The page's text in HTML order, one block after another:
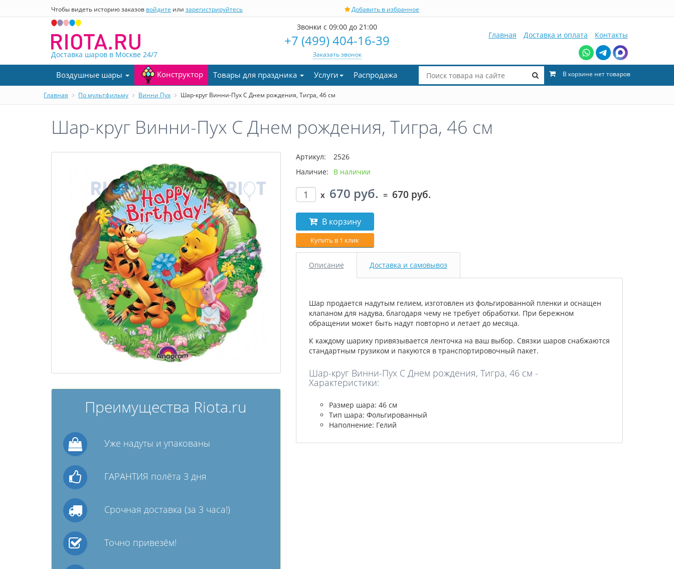
Чтобы видеть историю заказов войдите или зарегистрируйтесь Добавить в избранное
Доставка шаров в Москве 24/7
Звонки с 09:00 до 21:00
+7 (499) 404-16-39
Заказать звонок
Главная Доставка и оплата Контакты
В корзине нет товаров
Воздушные шары Конструктор Товары для праздника Услуги Распродажа
Главная По мультфильму Винни Пух Шар-круг Винни-Пух С Днем рождения, Тигра, 46 см
Шар-круг Винни-Пух С Днем рождения, Тигра, 46 см
Преимущества Riota.ru
Уже надуты и упакованы
ГАРАНТИЯ полёта 3 дня
Срочная доставка (за 3 часа!)
Точно привезём!
Артикул:
2526
Наличие:
В наличии
x 670 руб. = 670 руб.
В корзину
Купить в 1 клик
Описание Доставка и самовывоз
Шар продается надутым гелием, изготовлен из фольгированной пленки и оснащен
клапаном для надува, благодаря чему не требует обработки. При бережном
обращении может быть надут повторно и летает до месяца.
К каждому шарику привязывается ленточка на ваш выбор. Связки шаров снабжаются
стандартным грузиком и пакуются в транспортировочный пакет.
Шар-круг Винни-Пух С Днем рождения, Тигра, 46 см -
Характеристики:
Размер шара: 46 см
Тип шара: Фольгированный
Наполнение: Гелий